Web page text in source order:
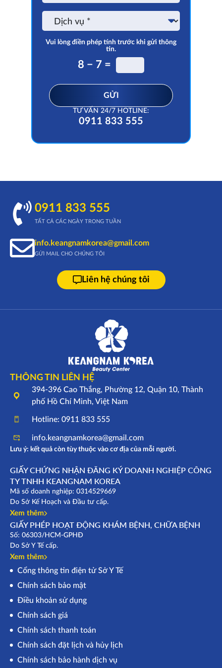
trên
ứng
dụng
Dịch
Vui lòng điền phép tính trước khi gửi thông
tin.
8 − 7 =
GỬI
TƯ VẤN 24/7 HOTLINE:
0911 833 555
0911 833 555
TẤT CẢ CÁC NGÀY TRONG TUẦN
info.keangnamkorea@gmail.com
GỬI MAIL CHO CHÚNG TÔI
Liên hệ chúng tôi
THÔNG TIN LIÊN HỆ
394-396 Cao Thắng, Phường 12, Quận 10, Thành
phố Hồ Chí Minh, Việt Nam
Hotline: 0911 833 555
info.keangnamkorea@gmail.com
Lưu ý: kết quả còn tùy thuộc vào cơ địa của mỗi người.
GIẤY CHỨNG NHẬN ĐĂNG KÝ DOANH NGHIỆP CÔNG
TY TNHH KEANGNAM KOREA
Mã số doanh nghiệp: 0314529669
Do Sở Kế Hoạch và Đầu tư cấp.
Xem thêm
GIẤY PHÉP HOẠT ĐỘNG KHÁM BỆNH, CHỮA BỆNH
Số: 06303/HCM-GPHĐ
Do Sở Y Tế cấp.
Xem thêm
Cổng thông tin điện tử Sở Y Tế
Chính sách bảo mật
Điều khoản sử dụng
Chính sách giá
Chính sách thanh toán
Chính sách đặt lịch và hủy lịch
Chính sách bảo hành dịch vụ